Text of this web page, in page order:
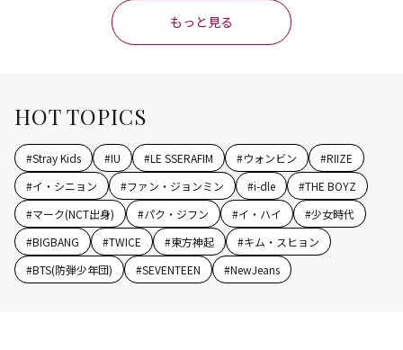
もっと見る
HOT TOPICS
#Stray Kids #IU #LE SSERAFIM #ウォンビン #RIIZE
#イ・シニョン #ファン・ジョンミン #i-dle #THE BOYZ
#マーク(NCT出身) #パク・ジフン #イ・ハイ #少女時代
#BIGBANG #TWICE #東方神起 #キム・スヒョン
#BTS(防弾少年団) #SEVENTEEN #NewJeans